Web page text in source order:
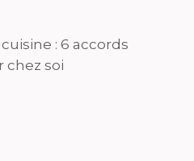
: 6 accords
chez soi